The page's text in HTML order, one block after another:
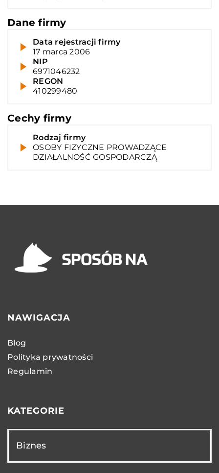
Dane firmy
Data rejestracji firmy
17 marca 2006
NIP
6971046232
REGON
410299480
Cechy firmy
Rodzaj firmy
OSOBY FIZYCZNE PROWADZĄCE
DZIAŁALNOŚĆ GOSPODARCZĄ
NAWIGACJA
Blog
Polityka prywatności
Regulamin
KATEGORIE
Biznes